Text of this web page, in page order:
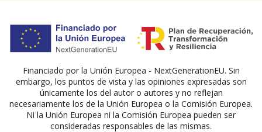
Financiado por la Unión Europea - NextGenerationEU. Sin
embargo, los puntos de vista y las opiniones expresadas son
únicamente los del autor o autores y no reflejan
necesariamente los de la Unión Europea o la Comisión Europea.
Ni la Unión Europea ni la Comisión Europea pueden ser
consideradas responsables de las mismas.